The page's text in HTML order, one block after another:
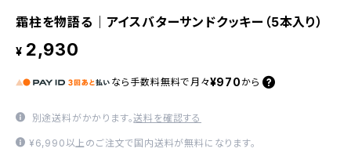
霜柱を物語る｜アイスバターサンドクッキー（5本入り）
¥ 2,930
なら 手数料無料で 月々¥970 から
別途送料がかかります。送料を確認する
¥6,990以上のご注文で国内送料が無料になります。